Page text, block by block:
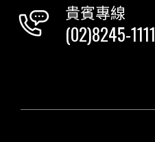
貴賓專線
(02)8245-1111